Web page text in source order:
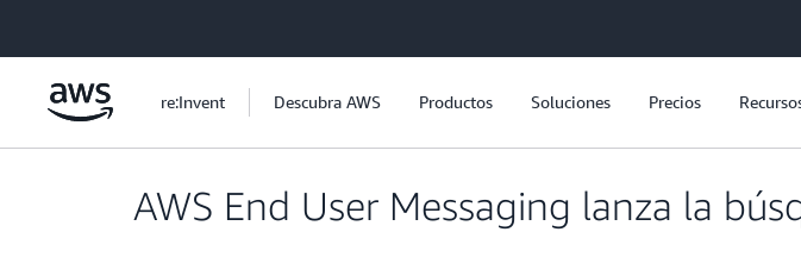
re:Invent Descubra AWS Productos Soluciones Precios
AWS End User Messaging lanza la